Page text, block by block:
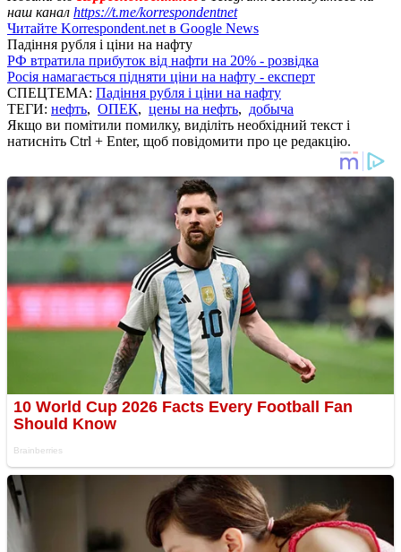
наш канал https://t.me/korrespondentnet
Читайте Korrespondent.net в Google News
Падіння рубля і ціни на нафту
РФ втратила прибуток від нафти на 20% - розвідка
Росія намагається підняти ціни на нафту - експерт
СПЕЦТЕМА: Падіння рубля і ціни на нафту
ТЕГИ: нефть, ОПЕК, цены на нефть, добыча
Якщо ви помітили помилку, виділіть необхідний текст і
натисніть Ctrl + Enter, щоб повідомити про це редакцію.